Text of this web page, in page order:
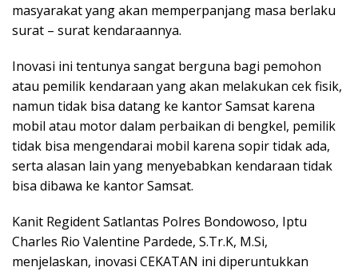
masyarakat yang akan memperpanjang masa berlaku
surat – surat kendaraannya.
Inovasi ini tentunya sangat berguna bagi pemohon
atau pemilik kendaraan yang akan melakukan cek fisik,
namun tidak bisa datang ke kantor Samsat karena
mobil atau motor dalam perbaikan di bengkel, pemilik
tidak bisa mengendarai mobil karena sopir tidak ada,
serta alasan lain yang menyebabkan kendaraan tidak
bisa dibawa ke kantor Samsat.
Kanit Regident Satlantas Polres Bondowoso, Iptu
Charles Rio Valentine Pardede, S.Tr.K, M.Si,
menjelaskan, inovasi CEKATAN ini diperuntukkan